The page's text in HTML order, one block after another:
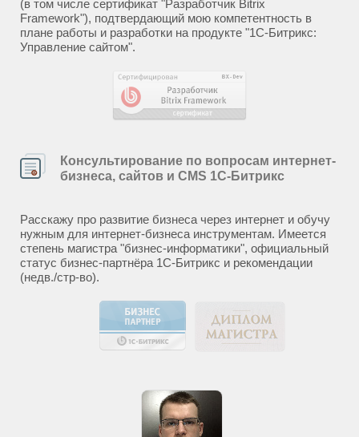
(в том числе сертификат "Разработчик Bitrix
Framework"), подтвердающий мою компетентность в
плане работы и разработки на продукте "1С-Битрикс:
Управление сайтом".
Консультирование по вопросам интернет-
бизнеса, сайтов и CMS 1С-Битрикс
Расскажу про развитие бизнеса через интернет и обучу
нужным для интернет-бизнеса инструментам. Имеется
степень магистра "бизнес-информатики", официальный
статус бизнес-партнёра 1С-Битрикс и рекомендации
(недв./стр-во).